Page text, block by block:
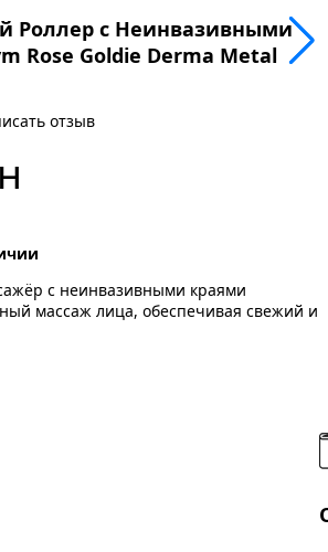
Роллер с Неинвазивными
Rose Goldie Derma Metal
отзыв
с неинвазивными краями
массаж лица, обеспечивая свежий и